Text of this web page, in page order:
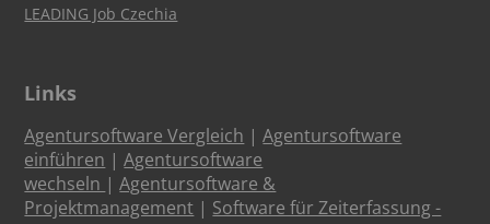
LEADING Job Czechia
Links
Agentursoftware Vergleich |Agentursoftware
einführen |Agentursoftware
wechseln |Agentursoftware &
Projektmanagement | Software für Zeiterfassung -